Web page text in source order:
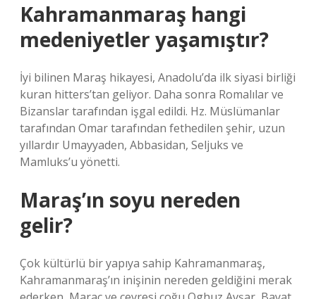
Kahramanmaraş hangi
medeniyetler yaşamıştır?
İyi bilinen Maraş hikayesi, Anadolu’da ilk siyasi birliği
kuran hitters’tan geliyor. Daha sonra Romalılar ve
Bizanslar tarafından işgal edildi. Hz. Müslümanlar
tarafından Omar tarafından fethedilen şehir, uzun
yıllardır Umayyaden, Abbasidan, Seljuks ve
Mamluks’u yönetti.
Maraş’ın soyu nereden
gelir?
Çok kültürlü bir yapıya sahip Kahramanmaraş,
Kahramanmaraş’ın inişinin nereden geldiğini merak